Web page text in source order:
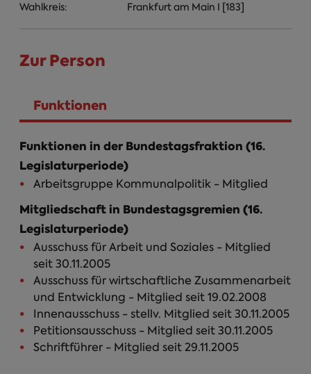
Wahlkreis:
Frankfurt am Main I [183]
Zur Person
Funktionen
Funktionen in der Bundestagsfraktion (16.
Legislaturperiode)
Arbeitsgruppe Kommunalpolitik - Mitglied
Mitgliedschaft in Bundestagsgremien (16.
Legislaturperiode)
Ausschuss für Arbeit und Soziales - Mitglied
seit 30.11.2005
Ausschuss für wirtschaftliche Zusammenarbeit
und Entwicklung - Mitglied seit 19.02.2008
Innenausschuss - stellv. Mitglied seit 30.11.2005
Petitionsausschuss - Mitglied seit 30.11.2005
Schriftführer - Mitglied seit 29.11.2005